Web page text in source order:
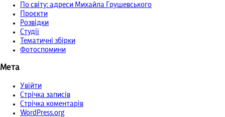
По світу: адреси Михайла Грушевського
Проєкти
Розвідки
Студії
Тематичні збірки
Фотоспомини
Мета
Увійти
Стрічка записів
Стрічка коментарів
WordPress.org